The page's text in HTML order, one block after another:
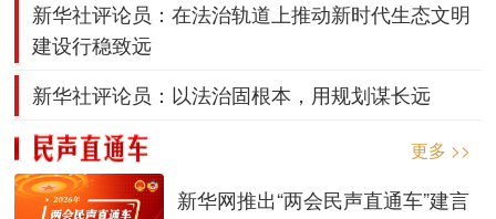
新华社评论员：在法治轨道上推动新时代生态文明
建设行稳致远
新华社评论员：以法治固根本，用规划谋长远
更多 >>
新华网推出“两会民声直通车”建言